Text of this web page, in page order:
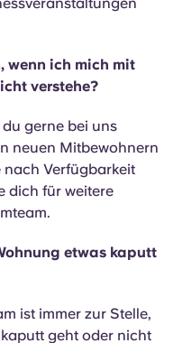
wenn ich mich mit
verstehe?
gerne bei uns
neuen Mitbewohnern
nach Verfügbarkeit
dich für weitere
etwas kaputt
ist immer zur Stelle,
geht oder nicht